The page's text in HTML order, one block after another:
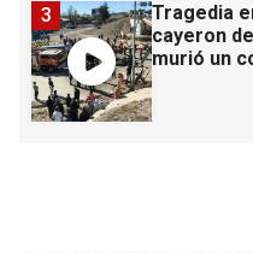
Tragedia
cayeron
murió un
3